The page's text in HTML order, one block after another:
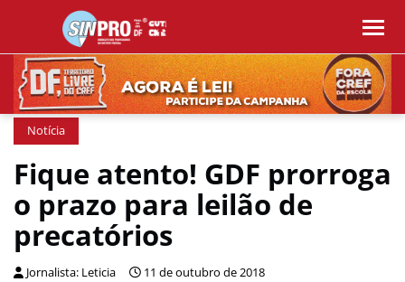
Notícia
Fique atento! GDF prorroga
o prazo para leilão de
precatórios
Jornalista: Leticia 11 de outubro de 2018